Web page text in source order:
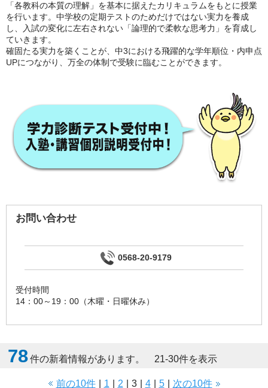
「各教科の本質の理解」を基本に据えたカリキュラムをもとに授業
を行います。中学校の定期テストのためだけではない実力を養成
し、入試の変化に左右されない「論理的で柔軟な思考力」を育成し
ていきます。
確固たる実力を築くことが、中3における飛躍的な学年順位・内申点
UPにつながり、万全の体制で受験に臨むことができます。
お問い合わせ
0568-20-9179
受付時間
14：00～19：00（木曜・日曜休み）
78件の新着情報があります。 21-30件を表示
前の10件 1 2 3 4 5 次の10件